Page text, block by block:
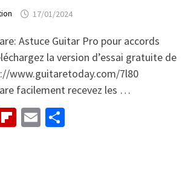
17/01/2024
Astuce Guitar Pro pour accords
la version d’essai gratuite de
www.guitaretoday.com/7l80
facilement recevez les …
Flipboard
EmailPartager